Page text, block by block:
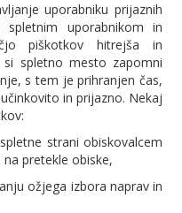
uporabniku prijaznih
uporabnikom in
piškotkov hitrejša in
spletno mesto zapomni
s tem je prihranjen čas,
in prijazno. Nekaj
strani obiskovalcem
pretekle obiske,
ožjega izbora naprav in